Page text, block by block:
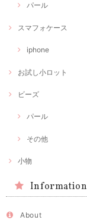
パール
スマフォケース
iphone
お試し小ロット
ビーズ
パール
その他
小物
Information
About